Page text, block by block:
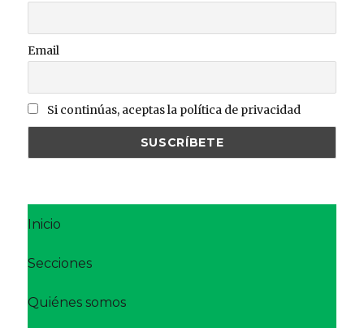
Email
Si continúas, aceptas la política de privacidad
Inicio
Secciones
Quiénes somos